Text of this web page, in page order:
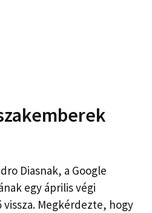
Diasnak, a Google
egy április végi
Megkérdezte, hogy